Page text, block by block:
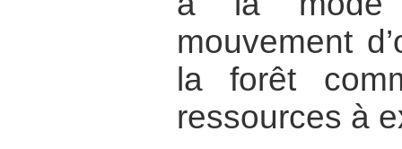
mouvement
la forêt
ressources à